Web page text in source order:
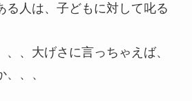
る人は、子どもに対して叱る
、大げさに言っちゃえば、
、、